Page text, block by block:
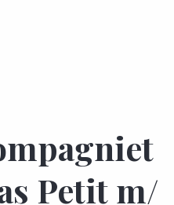
Petit m/